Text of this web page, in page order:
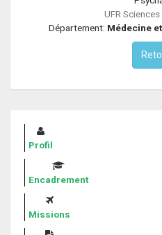
UFR
Département: Médecine
Profil
Encadrement
Missions